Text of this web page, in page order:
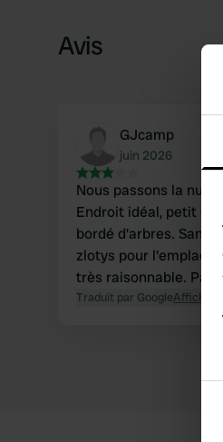
Avis
GJcamp
juin 2026
Nous passons la nuit
Endroit idéal, petit
bordé d'arbres.
zlotys pour
très raisonnable.
Traduit par GoogleAfficher